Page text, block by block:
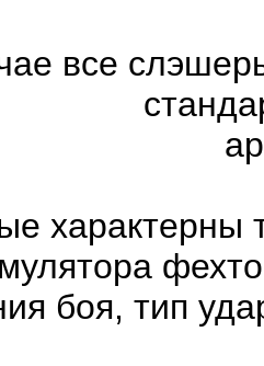
все
характерны
боя, тип